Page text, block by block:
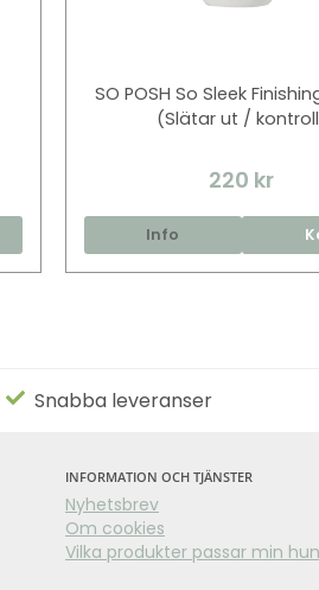
SO POSH So Sleek
(Slätar ut /
220 kr
Info
Snabba leveranser
INFORMATION OCH TJÄNSTER
Nyhetsbrev
Om cookies
Vilka produkter passar min